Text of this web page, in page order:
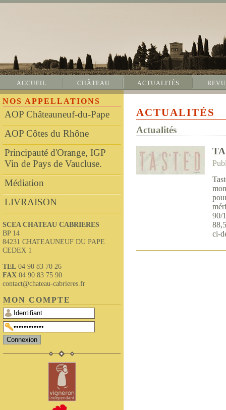
ACCUEIL CHÂTEAU ACTUALITÉS
NOS APPELLATIONS
AOP Châteauneuf-du-Pape
AOP Côtes du Rhône
Principauté d'Orange, IGP
Vin de Pays de Vaucluse.
Médiation
LIVRAISON
SCEA CHATEAU CABRIERES
BP 14
84231 CHATEAUNEUF DU PAPE
CEDEX 1
TEL 04 90 83 70 26
FAX 04 90 83 75 90
contact@chateau-cabrieres.fr
MON COMPTE
ACTUALITÉS
Actualités
90/
ci-